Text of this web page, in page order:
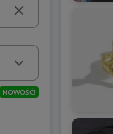
NOWOŚĆ!